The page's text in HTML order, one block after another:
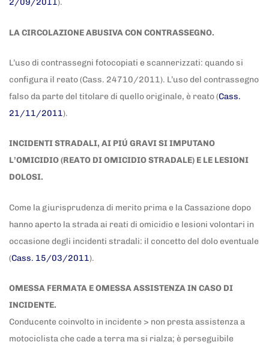
2/09/2011).
LA CIRCOLAZIONE ABUSIVA CON CONTRASSEGNO.
L’uso di contrassegni fotocopiati e scannerizzati: quando si
configura il reato (Cass. 24710/2011). L’uso del contrassegno
falso da parte del titolare di quello originale, è reato (Cass.
21/11/2011).
INCIDENTI STRADALI, AI PIÚ GRAVI SI IMPUTANO
L’OMICIDIO (REATO DI OMICIDIO STRADALE) E LE LESIONI
DOLOSI.
Come la giurisprudenza di merito prima e la Cassazione dopo
hanno aperto la strada ai reati di omicidio e lesioni volontari in
occasione degli incidenti stradali: il concetto del dolo eventuale
(Cass. 15/03/2011).
OMESSA FERMATA E OMESSA ASSISTENZA IN CASO DI
INCIDENTE.
Conducente coinvolto in incidente > non presta assistenza a
motociclista che cade a terra ma si rialza; è perseguibile